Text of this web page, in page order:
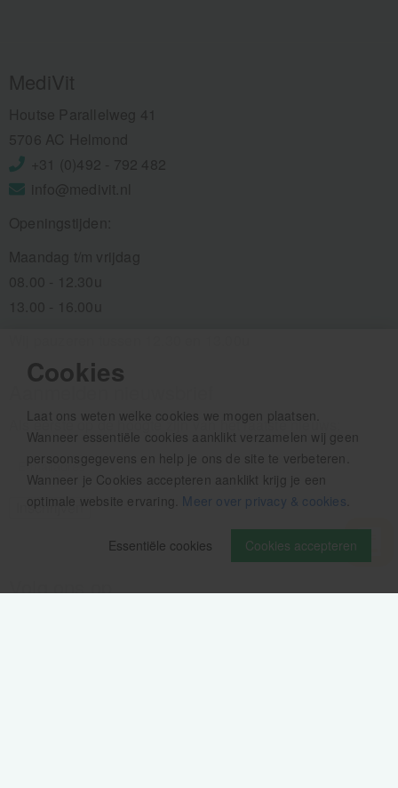
Cookies
Laat ons weten welke cookies we mogen plaatsen.
Wanneer essentiële cookies aanklikt verzamelen wij geen
persoonsgegevens en help je ons de site te verbeteren.
Wanneer je Cookies accepteren aanklikt krijg je een
optimale website ervaring. Meer over privacy & cookies
Cookies accepteren
Essentiële cookies
Als eerste op de hoogte zijn van het laatste nieuws:
Volg ons op